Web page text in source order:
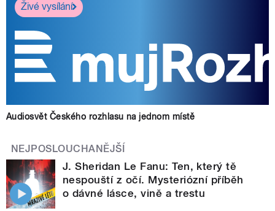
Živé vysílání
Audiosvět Českého rozhlasu na jednom místě
NEJPOSLOUCHANĚJŠÍ
J. Sheridan Le Fanu: Ten, který tě
nespouští z očí. Mysteriózní příběh
o dávné lásce, vině a trestu